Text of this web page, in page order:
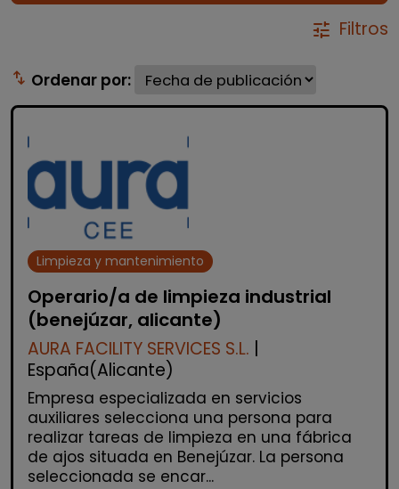
tune Filtros
swap_vert Ordenar por:
Limpieza y mantenimiento
Operario/a de limpieza industrial
(benejúzar, alicante)
AURA FACILITY SERVICES S.L.
España(Alicante)
Empresa especializada en servicios
auxiliares selecciona una persona para
realizar tareas de limpieza en una fábrica
de ajos situada en Benejúzar. La persona
seleccionada se encar...